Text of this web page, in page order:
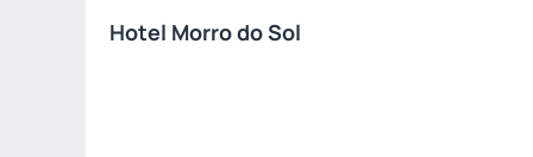
Hotel Morro do Sol